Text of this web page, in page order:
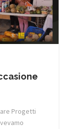
Progetti